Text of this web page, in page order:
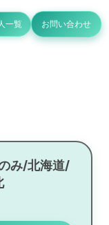
一覧 お問い合わせ
み/北海道/